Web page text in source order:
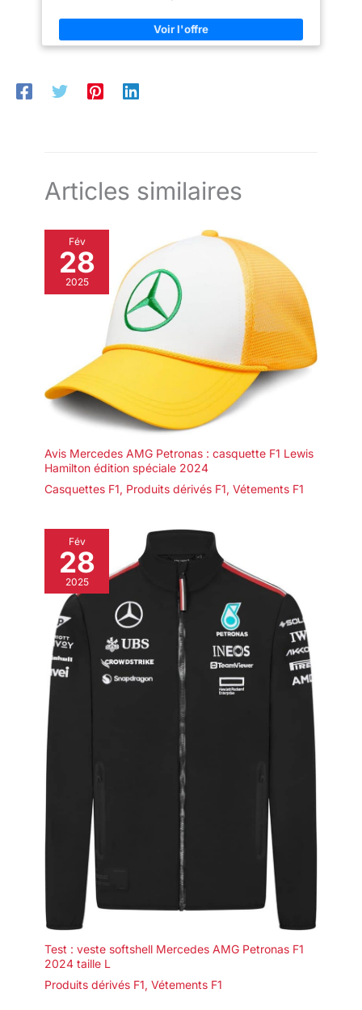
bleu for une correspondance facile des tenues.
Articles similaires
Fév
28
2025
Avis Mercedes AMG Petronas : casquette F1 Lewis
Hamilton édition spéciale 2024
Casquettes F1, Produits dérivés F1, Vétements F1
Fév
28
2025
Test : veste softshell Mercedes AMG Petronas F1
2024 taille L
Produits dérivés F1, Vétements F1